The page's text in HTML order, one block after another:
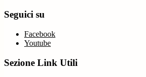
Seguici su
Facebook
Youtube
Sezione Link Utili